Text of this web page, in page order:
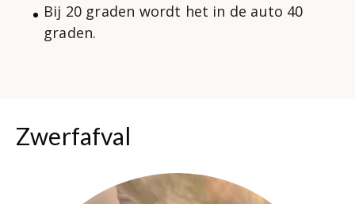
Bij 20 graden wordt het in de auto 40
graden.
Zwerfafval